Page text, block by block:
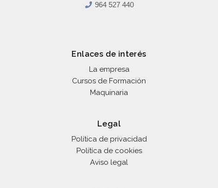
964 527 440
Enlaces de interés
La empresa
Cursos de Formación
Maquinaria
Legal
Política de privacidad
Política de cookies
Aviso legal